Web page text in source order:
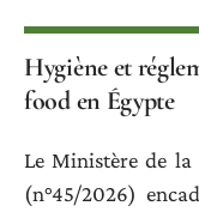
Hygiène et
food en Égypte
Le Ministère de
(n°45/2026)